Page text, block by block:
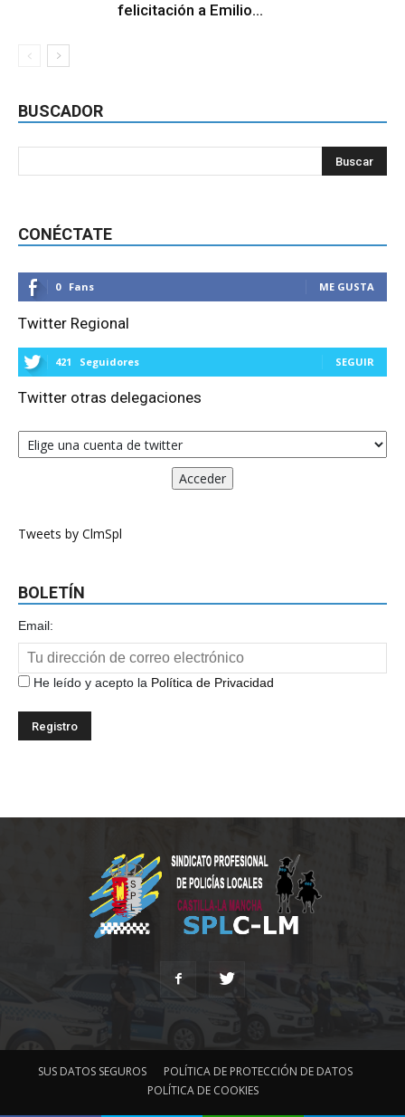
felicitación a Emilio...
BUSCADOR
CONÉCTATE
0 Fans ME GUSTA
Twitter Regional
421 Seguidores SEGUIR
Twitter otras delegaciones
Tweets by ClmSpl
BOLETÍN
Email:
He leído y acepto la Política de Privacidad
SUS DATOS SEGUROS
POLÍTICA DE PROTECCIÓN DE DATOS
POLÍTICA DE COOKIES